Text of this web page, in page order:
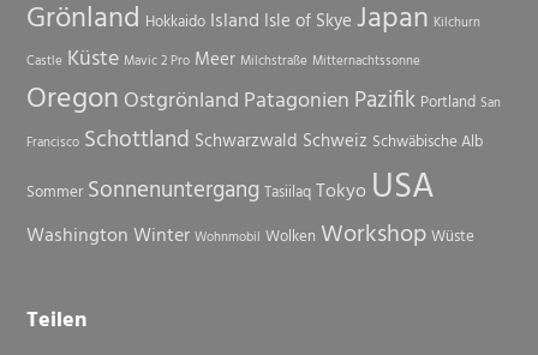
Grönland Hokkaido Island Isle of Skye Japan Kilchurn
Castle Küste Mavic 2 Pro Meer Milchstraße Mitternachtssonne
Oregon Ostgrönland Patagonien Pazifik Portland San
Francisco Schottland Schwarzwald Schweiz Schwäbische Alb
Sommer Sonnenuntergang Tasiilaq Tokyo USA
Washington Winter Wohnmobil Wolken Workshop Wüste
Teilen